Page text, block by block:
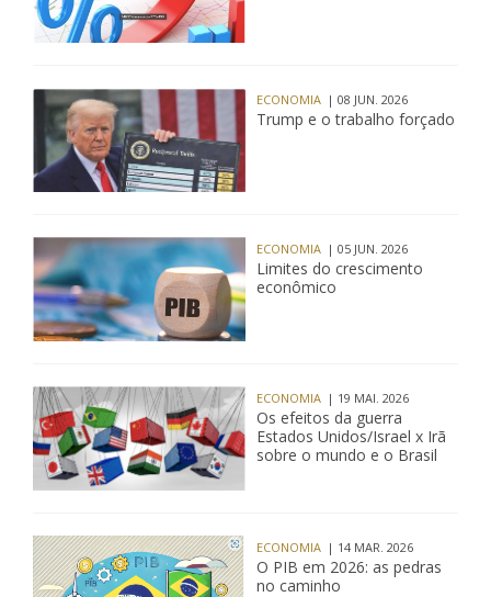
ECONOMIA | 08 JUN. 2026
Trump e o trabalho forçado
ECONOMIA | 05 JUN. 2026
Limites do crescimento
econômico
ECONOMIA | 19 MAI. 2026
Os efeitos da guerra
Estados Unidos/Israel x Irã
sobre o mundo e o Brasil
ECONOMIA | 14 MAR. 2026
O PIB em 2026: as pedras
no caminho